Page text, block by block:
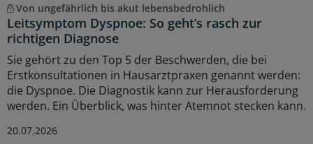
Von ungefährlich bis akut lebensbedrohlich
Leitsymptom Dyspnoe: So geht’s rasch zur
richtigen Diagnose
Sie gehört zu den Top 5 der Beschwerden, die bei
Erstkonsultationen in Hausarztpraxen genannt werden:
die Dyspnoe. Die Diagnostik kann zur Herausforderung
werden. Ein Überblick, was hinter Atemnot stecken kann.
20.07.2026